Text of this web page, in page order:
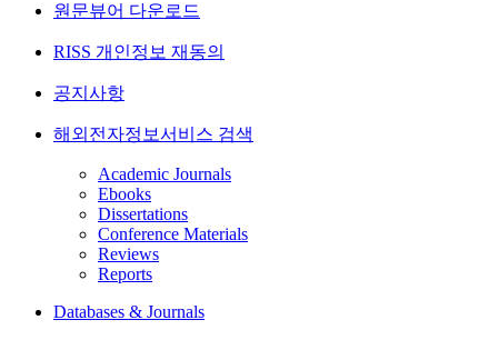
원문뷰어 다운로드
RISS 개인정보 재동의
공지사항
해외전자정보서비스 검색
Academic Journals
Ebooks
Dissertations
Conference Materials
Reviews
Reports
Databases & Journals